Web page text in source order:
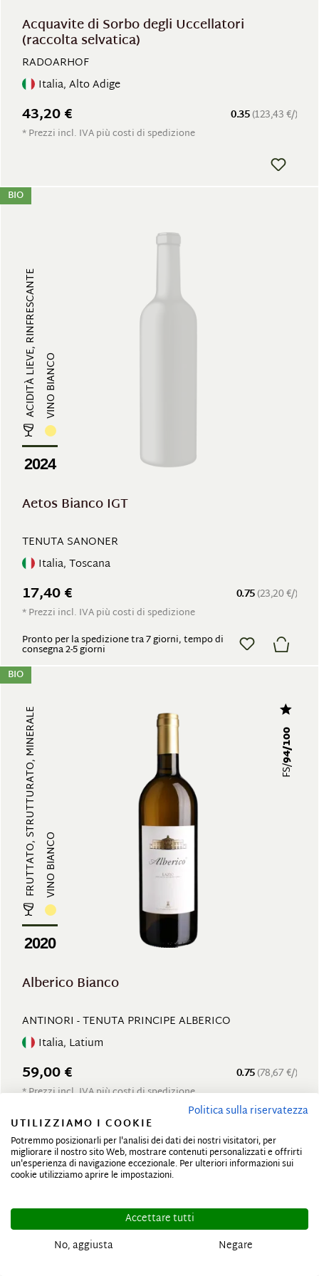
Acquavite di Sorbo degli Uccellatori
(raccolta selvatica)
RADOARHOF
Italia, Alto Adige
0.35(123,43 €/)
43,20 €
* Prezzi incl. IVA più costi di spedizione
BIO
ACIDITÀ LIEVE, RINFRESCANTEVINO BIANCO
2024
Aetos Bianco IGT
TENUTA SANONER
Italia, Toscana
0.75(23,20 €/)
17,40 €
* Prezzi incl. IVA più costi di spedizione
Pronto per la spedizione tra 7 giorni, tempo di
consegna 2-5 giorni
BIO
FRUTTATO, STRUTTURATO, MINERALEVINO BIANCO
2020
FS/
94/100
Alberico Bianco
ANTINORI - TENUTA PRINCIPE ALBERICO
Italia, Latium
0.75(78,67 €/)
59,00 €
* Prezzi incl. IVA più costi di spedizione
BIO
Politica sulla riservatezza
UTILIZZIAMO I COOKIE
Potremmo posizionarli per l'analisi dei dati dei nostri visitatori, per
migliorare il nostro sito Web, mostrare contenuti personalizzati e offrirti
un'esperienza di navigazione eccezionale. Per ulteriori informazioni sui
cookie utilizziamo aprire le impostazioni.
Accettare tutti
No, aggiusta
Negare